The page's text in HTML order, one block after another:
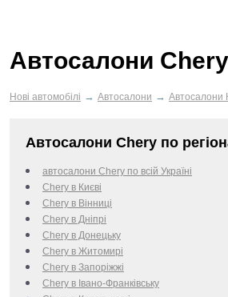
Автосалони
Нові автомобілі → Автосалони → Автосалони
Автосалони Chery по
автосалони Chery по всій Україні
Chery в Києві
Chery в Вінниці
Chery в Дніпрі
Chery в Донецьку
Chery в Житомирі
Chery в Запоріжжі
Chery в Івано-Франківську